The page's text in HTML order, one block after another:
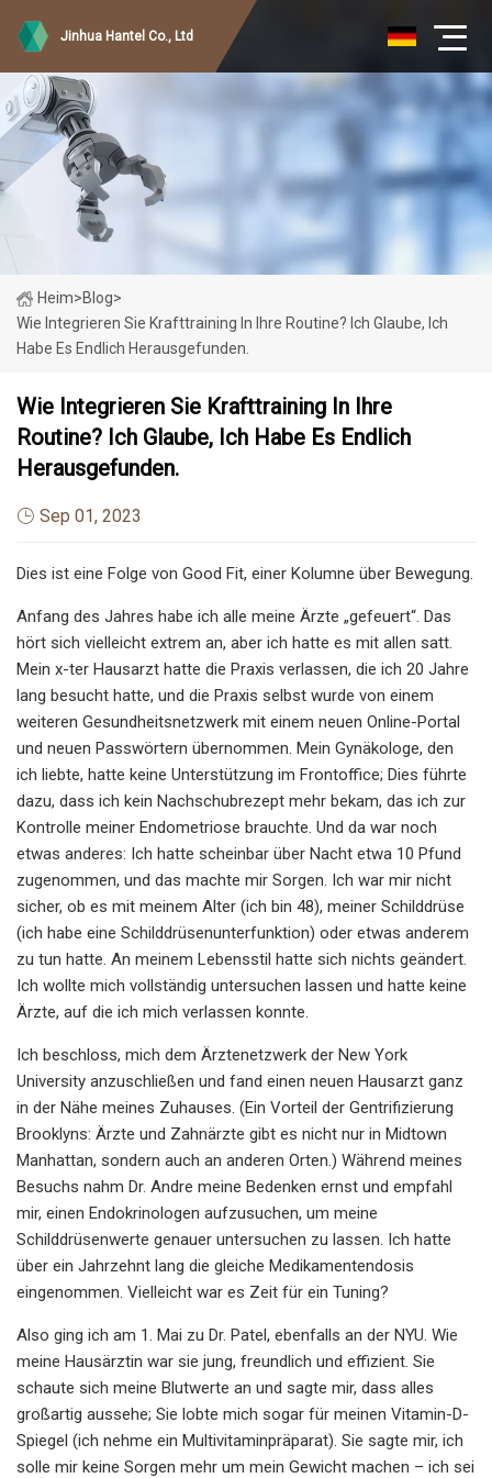
Jinhua Hantel Co., Ltd
Heim>Blog>
Wie Integrieren Sie Krafttraining In Ihre Routine? Ich Glaube, Ich
Habe Es Endlich Herausgefunden.
Wie Integrieren Sie Krafttraining In Ihre
Routine? Ich Glaube, Ich Habe Es Endlich
Herausgefunden.
Sep 01, 2023
Dies ist eine Folge von Good Fit, einer Kolumne über Bewegung.
Anfang des Jahres habe ich alle meine Ärzte „gefeuert“. Das
hört sich vielleicht extrem an, aber ich hatte es mit allen satt.
Mein x-ter Hausarzt hatte die Praxis verlassen, die ich 20 Jahre
lang besucht hatte, und die Praxis selbst wurde von einem
weiteren Gesundheitsnetzwerk mit einem neuen Online-Portal
und neuen Passwörtern übernommen. Mein Gynäkologe, den
ich liebte, hatte keine Unterstützung im Frontoffice; Dies führte
dazu, dass ich kein Nachschubrezept mehr bekam, das ich zur
Kontrolle meiner Endometriose brauchte. Und da war noch
etwas anderes: Ich hatte scheinbar über Nacht etwa 10 Pfund
zugenommen, und das machte mir Sorgen. Ich war mir nicht
sicher, ob es mit meinem Alter (ich bin 48), meiner Schilddrüse
(ich habe eine Schilddrüsenunterfunktion) oder etwas anderem
zu tun hatte. An meinem Lebensstil hatte sich nichts geändert.
Ich wollte mich vollständig untersuchen lassen und hatte keine
Ärzte, auf die ich mich verlassen konnte.
Ich beschloss, mich dem Ärztenetzwerk der New York
University anzuschließen und fand einen neuen Hausarzt ganz
in der Nähe meines Zuhauses. (Ein Vorteil der Gentrifizierung
Brooklyns: Ärzte und Zahnärzte gibt es nicht nur in Midtown
Manhattan, sondern auch an anderen Orten.) Während meines
Besuchs nahm Dr. Andre meine Bedenken ernst und empfahl
mir, einen Endokrinologen aufzusuchen, um meine
Schilddrüsenwerte genauer untersuchen zu lassen. Ich hatte
über ein Jahrzehnt lang die gleiche Medikamentendosis
eingenommen. Vielleicht war es Zeit für ein Tuning?
Also ging ich am 1. Mai zu Dr. Patel, ebenfalls an der NYU. Wie
meine Hausärztin war sie jung, freundlich und effizient. Sie
schaute sich meine Blutwerte an und sagte mir, dass alles
großartig aussehe; Sie lobte mich sogar für meinen Vitamin-D-
Spiegel (ich nehme ein Multivitaminpräparat). Sie sagte mir, ich
solle mir keine Sorgen mehr um mein Gewicht machen – ich sei